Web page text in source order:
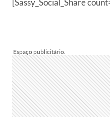
[Sassy_Social_Share